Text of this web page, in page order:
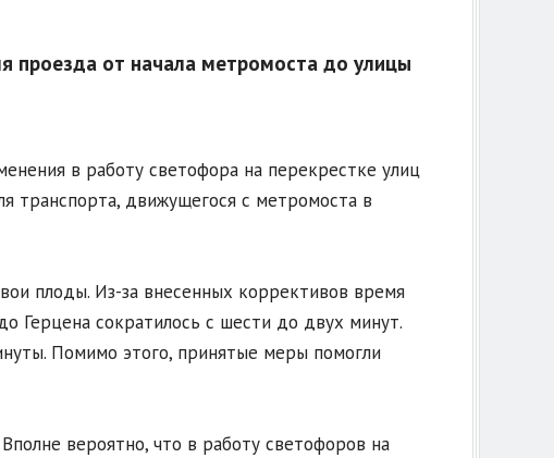
проезда от начала метромоста до улицы
в работу светофора на перекрестке улиц
транспорта, движущегося с метромоста в
плоды. Из-за внесенных коррективов время
Герцена сократилось с шести до двух минут.
Помимо этого, принятые меры помогли
вероятно, что в работу светофоров на